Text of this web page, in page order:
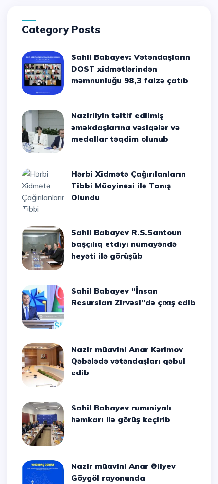
Category Posts
Sahil Babayev: Vətəndaşların
DOST xidmətlərindən
məmnunluğu 98,3 faizə çatıb
Nazirliyin təltif edilmiş
əməkdaşlarına vəsiqələr və
medallar təqdim olunub
Hərbi Xidmətə Çağırılanların
Tibbi Müayinəsi ilə Tanış
Olundu
Sahil Babayev R.S.Santoun
başçılıq etdiyi nümayəndə
heyəti ilə görüşüb
Sahil Babayev “İnsan
Resursları Zirvəsi”də çıxış edib
Nazir müavini Anar Kərimov
Qəbələdə vətəndaşları qəbul
edib
Sahil Babayev rumıniyalı
həmkarı ilə görüş keçirib
Nazir müavini Anar Əliyev
Göygöl rayonunda